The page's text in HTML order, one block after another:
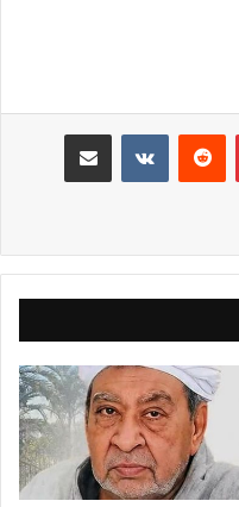
بينتيريست